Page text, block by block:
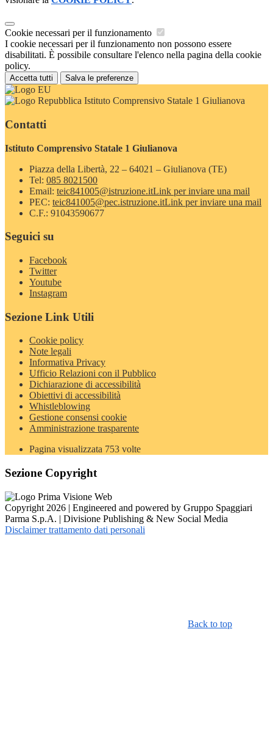
Cookie necessari per il funzionamento
I cookie necessari per il funzionamento non possono essere
disabilitati. È possibile consultare l'elenco nella pagina della cookie
policy.
Accetta tutti Salva le preferenze
Istituto Comprensivo Statale 1 Giulianova
Contatti
Istituto Comprensivo Statale 1 Giulianova
Piazza della Libertà, 22 – 64021 – Giulianova (TE)
Tel: 085 8021500
Email: teic841005@istruzione.itLink per inviare una mail
PEC: teic841005@pec.istruzione.itLink per inviare una mail
C.F.: 91043590677
Seguici su
Facebook
Twitter
Youtube
Instagram
Sezione Link Utili
Cookie policy
Note legali
Informativa Privacy
Ufficio Relazioni con il Pubblico
Dichiarazione di accessibilità
Obiettivi di accessibilità
Whistleblowing
Gestione consensi cookie
Amministrazione trasparente
Pagina visualizzata 753 volte
Sezione Copyright
Copyright 2026 | Engineered and powered by Gruppo Spaggiari
Parma S.p.A. | Divisione Publishing & New Social Media
Disclaimer trattamento dati personali
Back to top